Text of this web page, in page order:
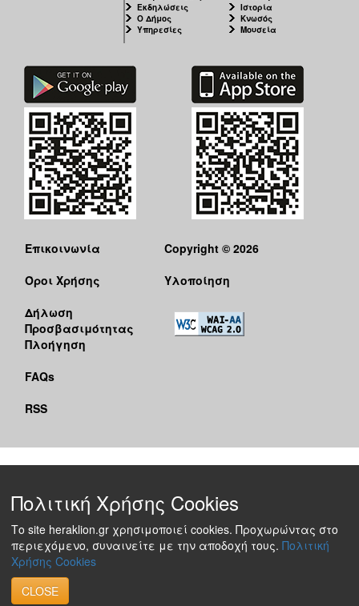
Εκδηλώσεις
Ο Δήμος
Υπηρεσίες
Ιστορία
Κνωσός
Μουσεία
Επικοινωνία
Όροι Χρήσης
Δήλωση
Προσβασιμότητας
Πλοήγηση
FAQs
RSS
Copyright © 2026
Υλοποίηση
Πολιτική Χρήσης Cookies
Το site heraklion.gr χρησιμοποιεί cookies. Προχωρώντας στο
περιεχόμενο, συναινείτε με την αποδοχή τους. Πολιτική
Χρήσης Cookies
CLOSE